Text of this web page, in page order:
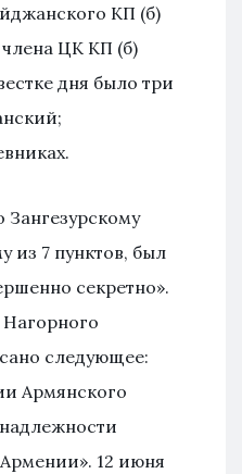
КП (б)
ЦК КП (б)
дня было три
из 7 пунктов, был
секретно».
Нагорного
следующее:
Армянского
12 июня